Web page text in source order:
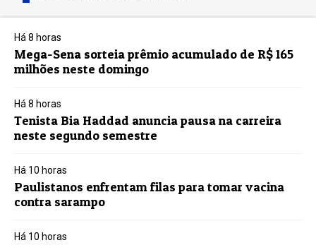
Há 8 horas
Mega-Sena sorteia prêmio acumulado de R$ 165
milhões neste domingo
Há 8 horas
Tenista Bia Haddad anuncia pausa na carreira
neste segundo semestre
Há 10 horas
Paulistanos enfrentam filas para tomar vacina
contra sarampo
Há 10 horas